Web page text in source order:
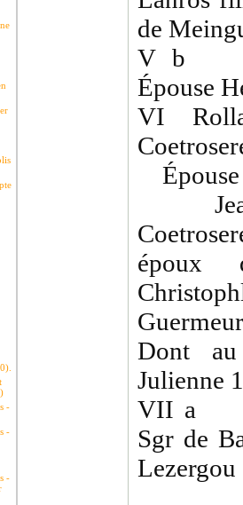
-
-
-
de
V b
Épouse
VI
Épouse
Jean
époux
Dont
Julienne
VII a
Sgr de
Lezergou